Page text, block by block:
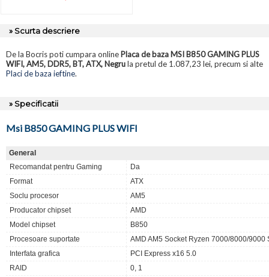
» Scurta descriere
De la Bocris poti cumpara online Placa de baza MSI B850 GAMING PLUS
WIFI, AM5, DDR5, BT, ATX, Negrula pretul de 1.087,23 lei, precum si alte
Placi de baza ieftine.
» Specificatii
Msi B850 GAMING PLUS WIFI
General
Recomandat pentru Gaming
Da
Format
ATX
Soclu procesor
AM5
Producator chipset
AMD
Model chipset
B850
Procesoare suportate
AMD AM5 Socket Ryzen 7000/8000/9000
Interfata grafica
PCI Express x16 5.0
RAID
0, 1